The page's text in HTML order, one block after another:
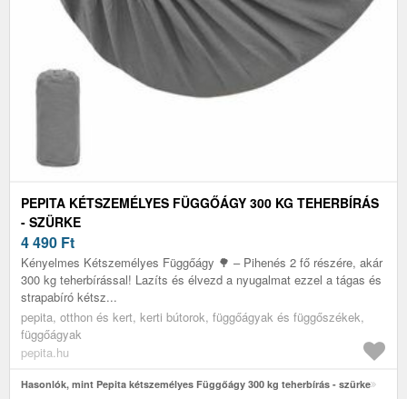
PEPITA KÉTSZEMÉLYES FÜGGŐÁGY 300 KG TEHERBÍRÁS
- SZÜRKE
4 490 Ft
Kényelmes Kétszemélyes Függőágy 🌳 – Pihenés 2 fő részére, akár
300 kg teherbírással! Lazíts és élvezd a nyugalmat ezzel a tágas és
strapabíró kétsz...
pepita, otthon és kert, kerti bútorok, függőágyak és függőszékek,
függőágyak
pepita.hu
Hasonlók, mint Pepita kétszemélyes Függőágy 300 kg teherbírás - szürke